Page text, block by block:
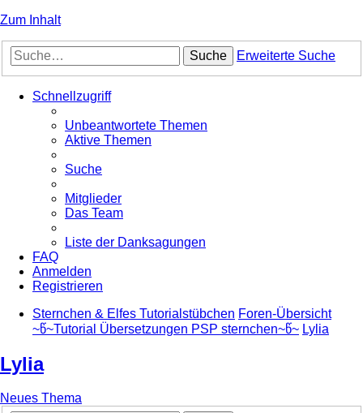
Zum Inhalt
Suche Erweiterte Suche
Schnellzugriff
Unbeantwortete Themen
Aktive Themen
Suche
Mitglieder
Das Team
Liste der Danksagungen
FAQ
Anmelden
Registrieren
Sternchen & Elfes Tutorialstübchen Foren-Übersicht
~წ~Tutorial Übersetzungen PSP sternchen~წ~ Lylia
Lylia
Neues Thema